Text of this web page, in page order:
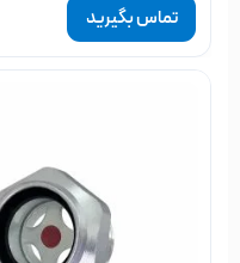
تماس بگیرید